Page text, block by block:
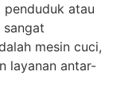
atau
mesin cuci,
layanan antar-